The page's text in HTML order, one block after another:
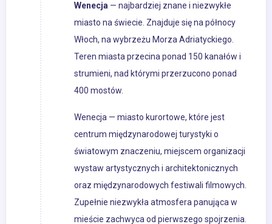
Wenecja — najbardziej znane i niezwykłe
miasto na świecie. Znajduje się na północy
Włoch, na wybrzeżu Morza Adriatyckiego.
Teren miasta przecina ponad 150 kanałów i
strumieni, nad którymi przerzucono ponad
400 mostów.
Wenecja — miasto kurortowe, które jest
centrum międzynarodowej turystyki o
światowym znaczeniu, miejscem organizacji
wystaw artystycznych i architektonicznych
oraz międzynarodowych festiwali filmowych.
Zupełnie niezwykła atmosfera panująca w
mieście zachwyca od pierwszego spojrzenia.